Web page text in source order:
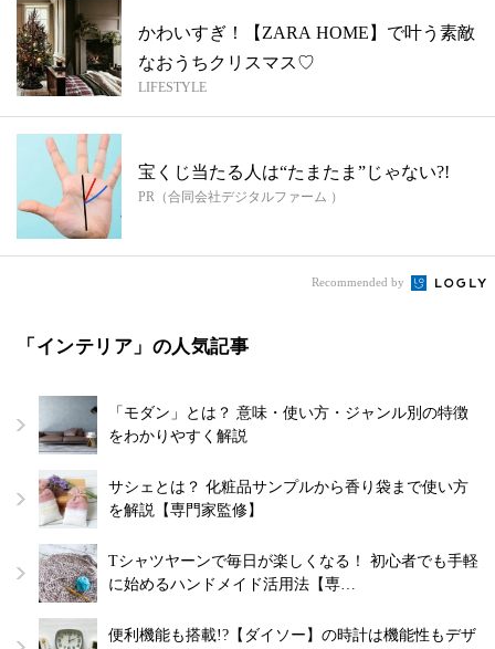
かわいすぎ！【ZARA HOME】で叶う素敵
なおうちクリスマス♡
LIFESTYLE
宝くじ当たる人は“たまたま”じゃない?!
PR（合同会社デジタルファーム ）
Recommended by
「インテリア」の人気記事
「モダン」とは？ 意味・使い方・ジャンル別の特徴
をわかりやすく解説
サシェとは？ 化粧品サンプルから香り袋まで使い方
を解説【専門家監修】
Tシャツヤーンで毎日が楽しくなる！ 初心者でも手軽
に始めるハンドメイド活用法【専…
便利機能も搭載!?【ダイソー】の時計は機能性もデザ